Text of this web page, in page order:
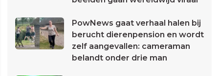
PowNews gaat verhaal halen bij
berucht dierenpension en wordt
zelf aangevallen: cameraman
belandt onder drie man